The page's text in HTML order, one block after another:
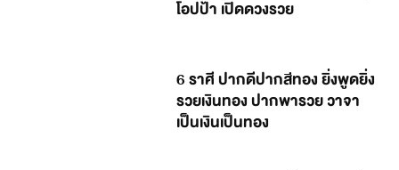
โอปป้า เปิดดวงรวย
6 ราศี ปากดีปากสีทอง ยิ่งพูดยิ่ง
รวยเงินทอง ปากพารวย วาจา
เป็นเงินเป็นทอง